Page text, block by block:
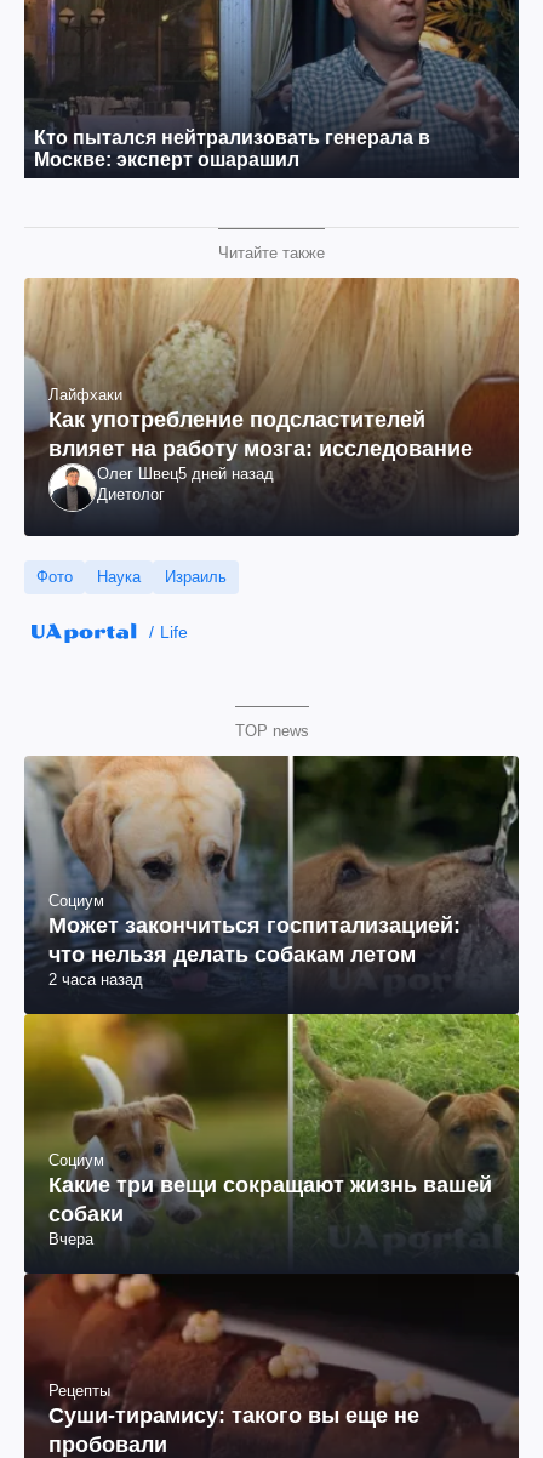
Читайте также
Лайфхаки
Как употребление подсластителей
влияет на работу мозга: исследование
Олег Швец5 дней назад
Диетолог
Фото Наука Израиль
Life
TOP news
Социум
Может закончиться госпитализацией:
что нельзя делать собакам летом
2 часа назад
Социум
Какие три вещи сокращают жизнь вашей
собаки
Вчера
Рецепты
Суши-тирамису: такого вы еще не
пробовали